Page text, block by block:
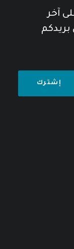
آخر
بريدكم